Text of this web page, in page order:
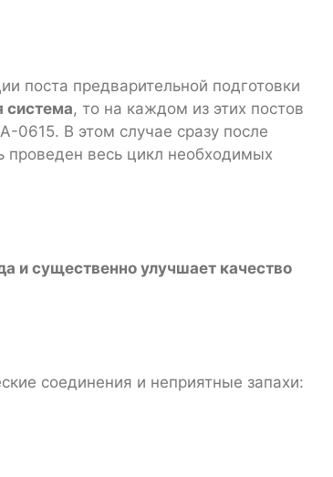
поста предварительной подготовки
система, то на каждом из этих постов
0615. В этом случае сразу после
проведен весь цикл необходимых
и существенно улучшает качество
соединения и неприятные запахи: